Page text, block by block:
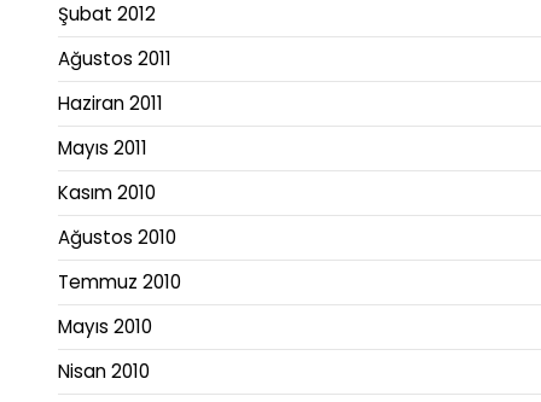
Şubat 2012
Ağustos 2011
Haziran 2011
Mayıs 2011
Kasım 2010
Ağustos 2010
Temmuz 2010
Mayıs 2010
Nisan 2010